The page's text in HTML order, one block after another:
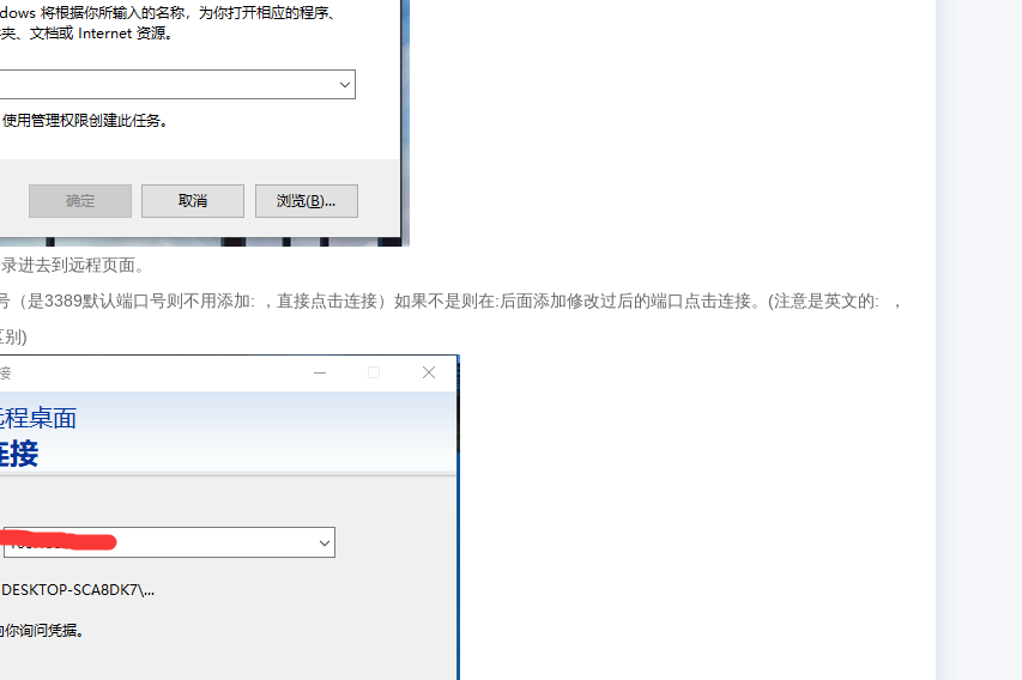
进去到远程页面。
（是3389默认端口号则不用添加: ，直接点击连接）如果不是则在:后面添加修改过后的端口点击连接。(注意是英文的: ，
别)